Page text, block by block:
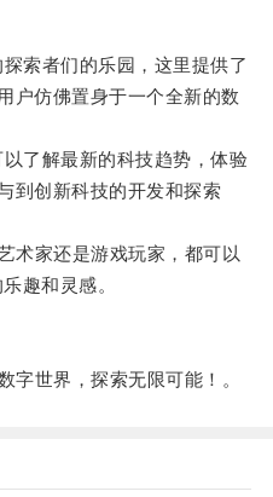
者们的乐园，这里提供了
户仿佛置身于一个全新的数
了解最新的科技趋势，体验
到创新科技的开发和探索
家还是游戏玩家，都可以
趣和灵感。
世界，探索无限可能！。